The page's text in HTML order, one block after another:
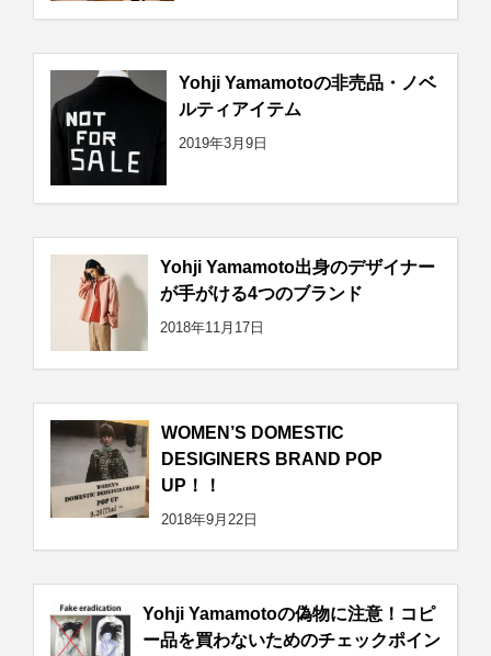
Yohji Yamamotoの非売品・ノベ
ルティアイテム
2019年3月9日
Yohji Yamamoto出身のデザイナー
が手がける4つのブランド
2018年11月17日
WOMEN’S DOMESTIC
DESIGINERS BRAND POP
UP！！
2018年9月22日
Yohji Yamamotoの偽物に注意！コピ
ー品を買わないためのチェックポイン